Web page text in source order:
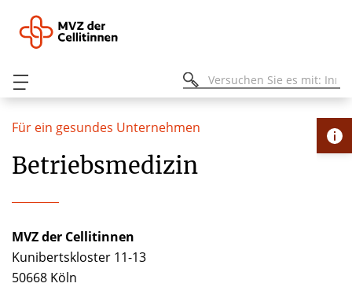
Für ein gesundes Unternehmen
Betriebsmedizin
MVZ der Cellitinnen
Kunibertskloster 11-13
50668 Köln